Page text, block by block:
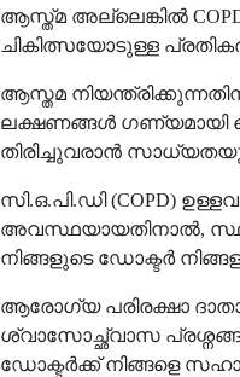
ആസ്ത്മ അല്ലെങ്കിൽ
ചികിത്സയോടുള്ള
ആസ്തമ
ലക്ഷണങ്ങൾ ഗണ്യമായി
തിരിച്ചുവരാൻ
സി.ഒ.പി.ഡി (COPD)
അവസ്ഥയായതിനാൽ,
നിങ്ങളുടെ ഡോക്ടർ
ആരോഗ്യ പരിരക്ഷാ
ശ്വാസോച്ഛ്വാസ
ഡോക്ടർക്ക് നിങ്ങളെ